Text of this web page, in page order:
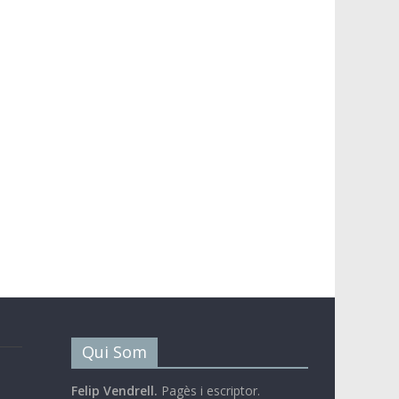
Qui Som
Felip Vendrell. Pagès i escriptor.